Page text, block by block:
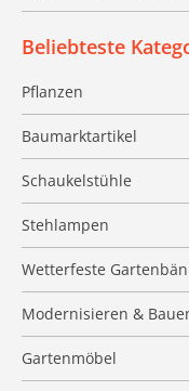
Beliebteste
Pflanzen
Baumarktartikel
Schaukelstühle
Stehlampen
Wetterfeste
Modernisieren &
Gartenmöbel